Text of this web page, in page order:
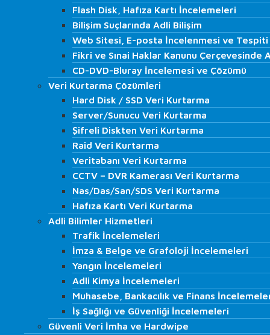
ISO 27001 Denetim ve Danışmanlığı
İç Denetim Hizmetleri
K.V.K.K. Danışmanlığı
IT Audit
İş Akdi Sonlanan Çalışan…
Regülasyon Kurumları Simülasyon Denetimleri
LABORATUVAR
Adli Bilişim Hizmetleri
Bilgisayar İncelemesi
Cep Telefonu ve Tablet İncelemesi
Görüntü Kaydı Analizi
Ses Kaydı Analizi
HTS, CGNAT, GPRS ve Baz İncelemeleri
Flash Disk, Hafıza Kartı İncelemeleri
Bilişim Suçlarında Adli Bilişim
Web Sitesi, E-posta İncelenmesi ve Tespiti
Fikri ve Sınai Haklar Kanunu Çerçevesinde
CD-DVD-Bluray İncelemesi ve Çözümü
Veri Kurtarma Çözümleri
Hard Disk / SSD Veri Kurtarma
Server/Sunucu Veri Kurtarma
Şifreli Diskten Veri Kurtarma
Raid Veri Kurtarma
Flash Disk, Hafıza Kartı İncelemeleri
Bilişim Suçlarında Adli Bilişim
Web Sitesi, E-posta İncelenmesi ve Tespiti
Fikri ve Sınai Haklar Kanunu Çerçevesinde
CD-DVD-Bluray İncelemesi ve Çözümü
Veri Kurtarma Çözümleri
Hard Disk / SSD Veri Kurtarma
Server/Sunucu Veri Kurtarma
Şifreli Diskten Veri Kurtarma
Raid Veri Kurtarma
Veritabanı Veri Kurtarma
CCTV – DVR Kamerası Veri Kurtarma
Nas/Das/San/SDS Veri Kurtarma
Hafıza Kartı Veri Kurtarma
Adli Bilimler Hizmetleri
Trafik İncelemeleri
İmza & Belge ve Grafoloji İncelemeleri
Yangın İncelemeleri
Adli Kimya İncelemeleri
Muhasebe, Bankacılık ve Finans
İş Sağlığı ve Güvenliği İncelemeleri
Güvenli Veri İmha ve Hardwipe
Flash Disk, Hafıza Kartı İncelemeleri
Bilişim Suçlarında Adli Bilişim
Web Sitesi, E-posta İncelenmesi ve Tespiti
Fikri ve Sınai Haklar Kanunu Çerçevesinde
CD-DVD-Bluray İncelemesi ve Çözümü
Veri Kurtarma Çözümleri
Hard Disk / SSD Veri Kurtarma
Server/Sunucu Veri Kurtarma
Şifreli Diskten Veri Kurtarma
Raid Veri Kurtarma
Veritabanı Veri Kurtarma
CCTV – DVR Kamerası Veri Kurtarma
Nas/Das/San/SDS Veri Kurtarma
Hafıza Kartı Veri Kurtarma
Adli Bilimler Hizmetleri
Trafik İncelemeleri
İmza & Belge ve Grafoloji İncelemeleri
Yangın İncelemeleri
Adli Kimya İncelemeleri
Muhasebe, Bankacılık ve Finans
İş Sağlığı ve Güvenliği İncelemeleri
Güvenli Veri İmha ve Hardwipe